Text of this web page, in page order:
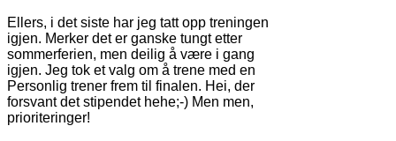
Ellers, i det siste har jeg tatt opp treningen
igjen. Merker det er ganske tungt etter
sommerferien, men deilig å være i gang
igjen. Jeg tok et valg om å trene med en
Personlig trener frem til finalen. Hei, der
forsvant det stipendet hehe;-) Men men,
prioriteringer!